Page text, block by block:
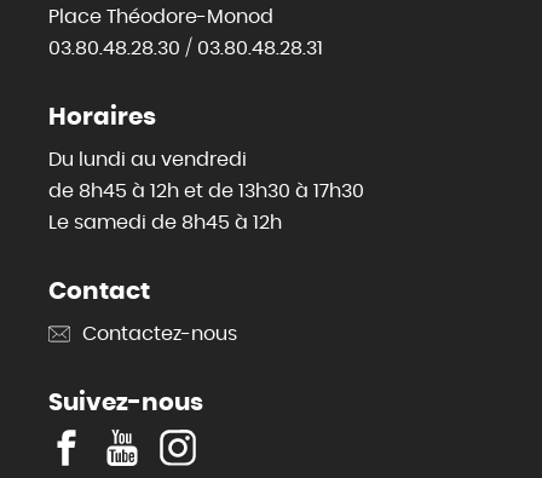
Place Théodore-Monod
03.80.48.28.30 / 03.80.48.28.31
Horaires
Du lundi au vendredi
de 8h45 à 12h et de 13h30 à 17h30
Le samedi de 8h45 à 12h
Contact
Contactez-nous
Suivez-nous
Y
I